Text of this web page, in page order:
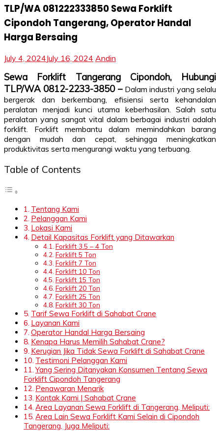
TLP/WA 081222333850 Sewa Forklift
Cipondoh Tangerang, Operator Handal
Harga Bersaing
July 4, 2024July 16, 2024 Andin
Sewa Forklift Tangerang Cipondoh, Hubungi
TLP/WA 0812-2233-3850 – Dalam industri yang selalu
bergerak dan berkembang, efisiensi serta kehandalan
peralatan menjadi kunci utama keberhasilan. Salah satu
peralatan yang sangat vital dalam berbagai industri adalah
forklift. Forklift membantu dalam memindahkan barang
dengan mudah dan cepat, sehingga meningkatkan
produktivitas serta mengurangi waktu yang terbuang.
Table of Contents
Tentang Kami
Pelanggan Kami
Lokasi Kami
Detail Kapasitas Forklift yang Ditawarkan
Forklift 3.5 – 4 Ton
Forklift 5 Ton
Forklift 7 Ton
Forklift 10 Ton
Forklift 15 Ton
Forklift 20 Ton
Forklift 25 Ton
Forklift 30 Ton
Tarif Sewa Forklift di Sahabat Crane
Layanan Kami
Operator Handal Harga Bersaing
Kenapa Harus Memilih Sahabat Crane?
Kerugian Jika Tidak Sewa Forklift di Sahabat Crane
Testimoni Pelanggan Kami
Yang Sering Ditanyakan Konsumen Tentang Sewa
Forklift Cipondoh Tangerang
Penawaran Menarik
Kontak Kami | Sahabat Crane
Area Layanan Sewa Forklift di Tangerang, Meliputi:
Area Lain Sewa Forklift Kami Selain di Cipondoh
Tangerang, Juga Meliputi: